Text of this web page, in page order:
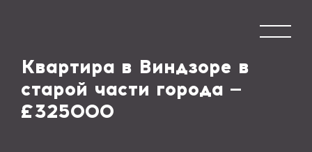
Квартира в Виндзоре в
старой части города —
£325000